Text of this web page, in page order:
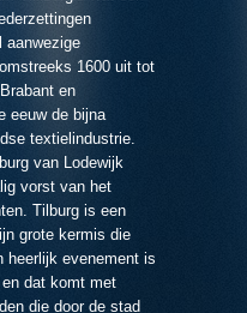
aanwezige
1600 uit tot
en
eeuw de bijna
textielindustrie.
van Lodewijk
vorst van het
Tilburg is een
grote kermis die
heerlijk evenement is
dat komt met
die door de stad